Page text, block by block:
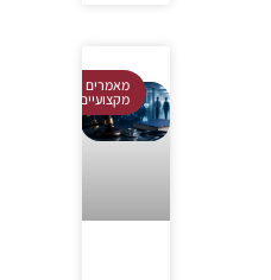
מאמרים
מקצועיים